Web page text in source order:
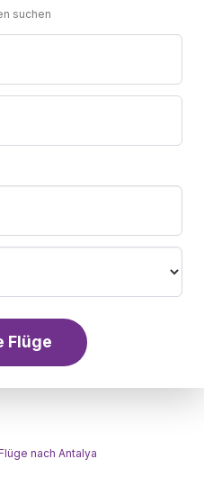
suchen
Flüge
nach Antalya